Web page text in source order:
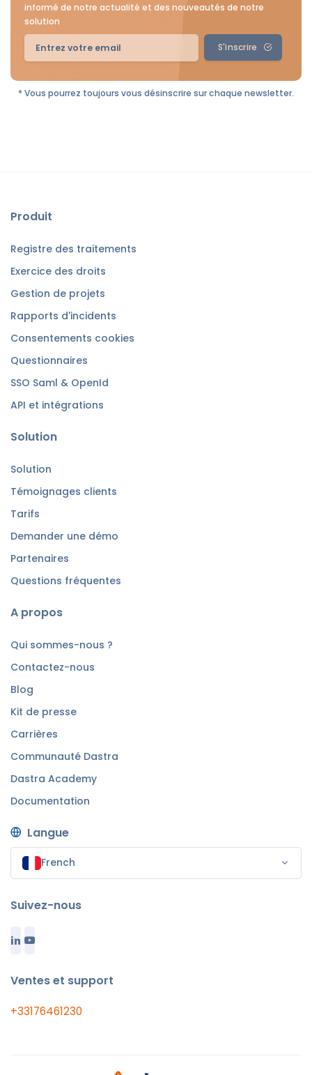
informé de notre actualité et des nouveautés de notre
solution
S'inscrire
* Vous pourrez toujours vous désinscrire sur chaque newsletter.
Produit
Registre des traitements
Exercice des droits
Gestion de projets
Rapports d'incidents
Consentements cookies
Questionnaires
SSO Saml & OpenId
API et intégrations
Solution
Solution
Témoignages clients
Tarifs
Demander une démo
Partenaires
Questions fréquentes
A propos
Qui sommes-nous ?
Contactez-nous
Blog
Kit de presse
Carrières
Communauté Dastra
Dastra Academy
Documentation
Langue
French
Suivez-nous
Ventes et support
+33176461230